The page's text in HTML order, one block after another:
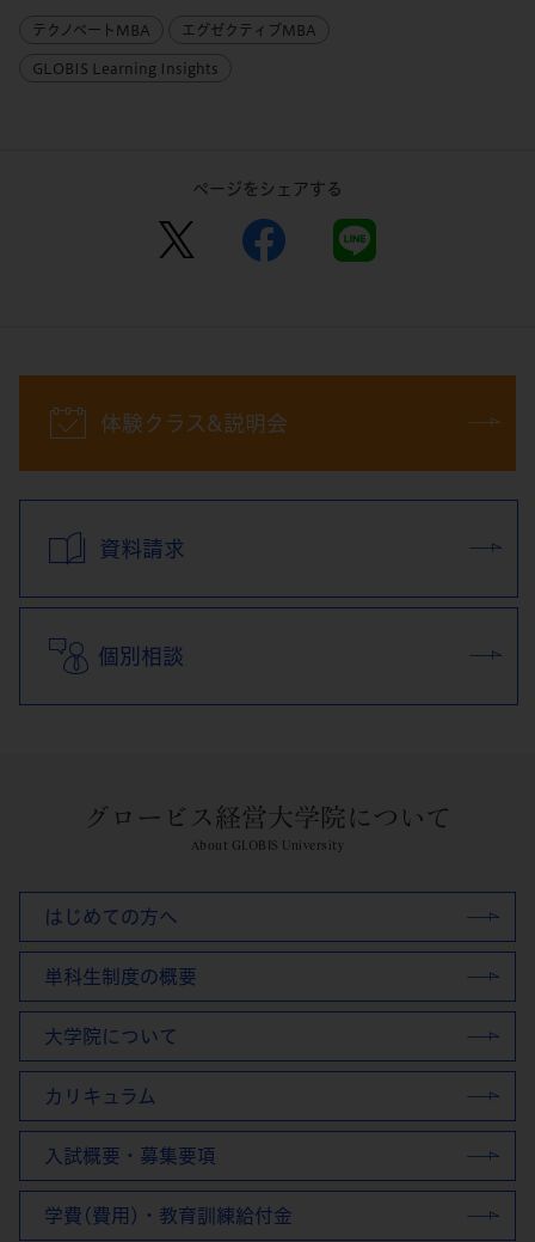
テクノベートMBA エグゼクティブMBA
GLOBIS Learning Insights
ページをシェアする
体験クラス&説明会
資料請求
個別相談
グロービス経営大学院について
About GLOBIS University
はじめての方へ
単科生制度の概要
大学院について
カリキュラム
入試概要・募集要項
学費(費用)・教育訓練給付金